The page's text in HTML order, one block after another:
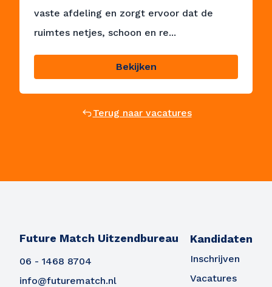
vaste afdeling en zorgt ervoor dat de
ruimtes netjes, schoon en re...
Bekijken
Terug naar vacatures
Future Match Uitzendbureau
06 - 1468 8704
info@futurematch.nl
Kandidaten
Inschrijven
Vacatures